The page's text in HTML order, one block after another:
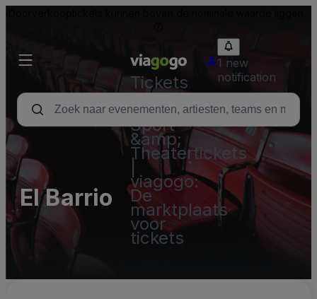
Tickets
-
Concert,
Sport
&amp;
Theatertickets
viagogo:
De
marktplaats
voor
tickets
1 new
notification
El Barrio